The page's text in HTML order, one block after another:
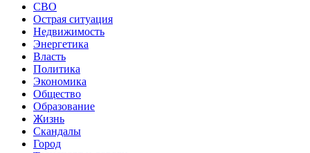
СВО
Острая ситуация
Недвижимость
Энергетика
Власть
Политика
Экономика
Общество
Образование
Жизнь
Скандалы
Город